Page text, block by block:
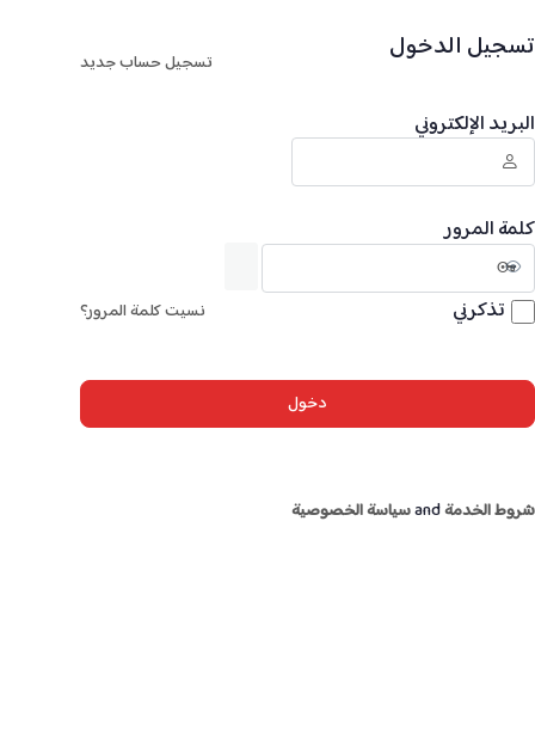
تسجيل الدخول تسجيل حساب جديد
البريد الإلكتروني
كلمة المرور
نسيت كلمة المرور؟ تذكرني
شروط الخدمة سياسة الخصوصية